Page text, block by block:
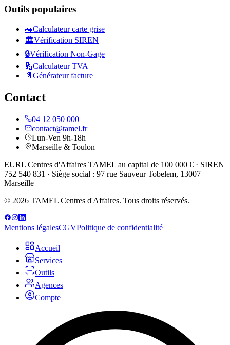
Outils populaires
🚗Calculateur carte grise
🏛️Vérification SIREN
🔒Vérification Non-Gage
🔢Calculateur TVA
📄 Générateur facture
Contact
04 12 050 000
contact@tamel.fr
Lun-Ven 9h-18h
Marseille & Toulon
EURL Centres d'Affaires TAMEL au capital de 100 000 € · SIREN
752 540 831 · Siège social : 97 rue Sauveur Tobelem, 13007
Marseille
© 2026 TAMEL Centres d'Affaires. Tous droits réservés.
Mentions légalesCGVPolitique de confidentialité
Accueil
Services
Outils
Agences
Compte